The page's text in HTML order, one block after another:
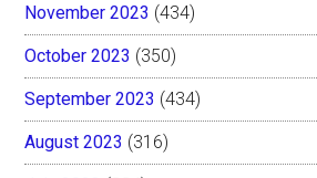
November 2023 (434)
October 2023 (350)
September 2023 (434)
August 2023 (316)